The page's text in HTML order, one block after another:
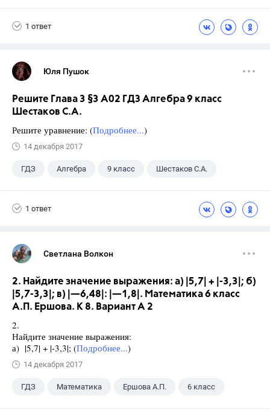
1 ответ
Юля Пушок
Решите Глава 3 §3 А02 ГДЗ Алгебра 9 класс
Шестаков С.А.
Решите уравнение: (Подробнее...)
14 декабря 2017
ГДЗ Алгебра 9 класс Шестаков С.А.
1 ответ
Светлана Волкон
2. Найдите значение выражения: а) |5,7| + |-3,3|; б)
|5,7-3,3|; в) |—6,48|: |—1,8|. Математика 6 класс
А.П. Ершова. К 8. Вариант А 2
2.
Найдите значение выражения:
а) |5,7| + |-3,3|; (Подробнее...)
14 декабря 2017
ГДЗ Математика Ершова А.П. 6 класс